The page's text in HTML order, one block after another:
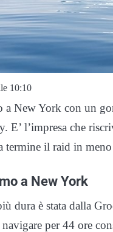
10:10
a New York con un
E’ l’impresa che
termine il raid in
a New York
dura è stata dalla
per 44 ore